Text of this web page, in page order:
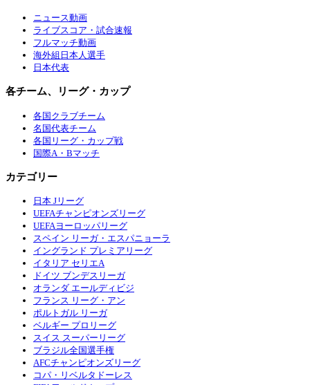
ニュース動画
ライブスコア・試合速報
フルマッチ動画
海外組日本人選手
日本代表
各チーム、リーグ・カップ
各国クラブチーム
名国代表チーム
各国リーグ・カップ戦
国際A・Bマッチ
カテゴリー
日本 Jリーグ
UEFAチャンピオンズリーグ
UEFAヨーロッパリーグ
スペイン リーガ・エスパニョーラ
イングランド プレミアリーグ
イタリア セリエA
ドイツ ブンデスリーガ
オランダ エールディビジ
フランス リーグ・アン
ポルトガル リーガ
ベルギー プロリーグ
スイス スーパーリーグ
ブラジル全国選手権
AFCチャンピオンズリーグ
コパ・リベルタドーレス